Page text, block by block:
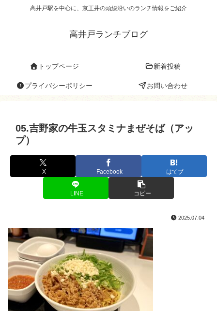
高井戸駅を中心に、京王井の頭線沿いのランチ情報をご紹介
高井戸ランチブログ
トップページ 新着投稿
プライバシーポリシー お問い合わせ
05.吉野家の牛玉スタミナまぜそば（アッ
プ）
X Facebook はてブ
LINE コピー
2025.07.04